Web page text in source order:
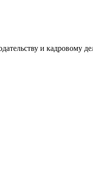
и кадровому